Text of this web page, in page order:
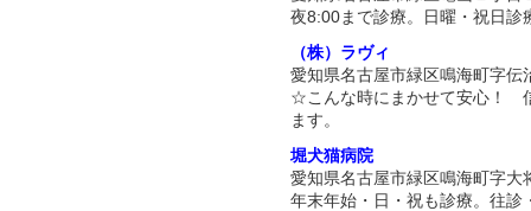
夜8:00まで診療。日曜・祝日診
（株）ラヴィ
愛知県名古屋市緑区鳴海町字伝
☆こんな時にまかせて安心！
ます。
堀犬猫病院
愛知県名古屋市緑区鳴海町字大
年末年始・日・祝も診療。往診